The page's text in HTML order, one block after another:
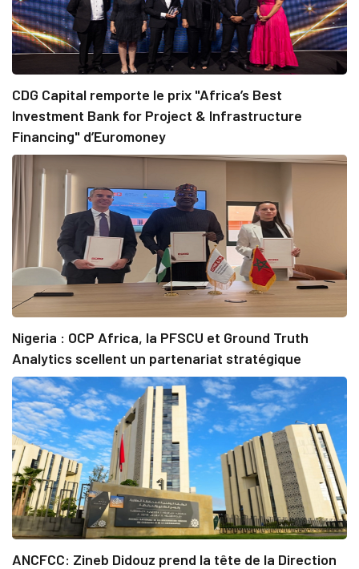
CDG Capital remporte le prix "Africa’s Best
Investment Bank for Project & Infrastructure
Financing" d’Euromoney
Nigeria : OCP Africa, la PFSCU et Ground Truth
Analytics scellent un partenariat stratégique
ANCFCC: Zineb Didouz prend la tête de la Direction